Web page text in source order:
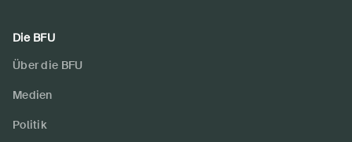
Die BFU
Über die BFU
Medien
Politik